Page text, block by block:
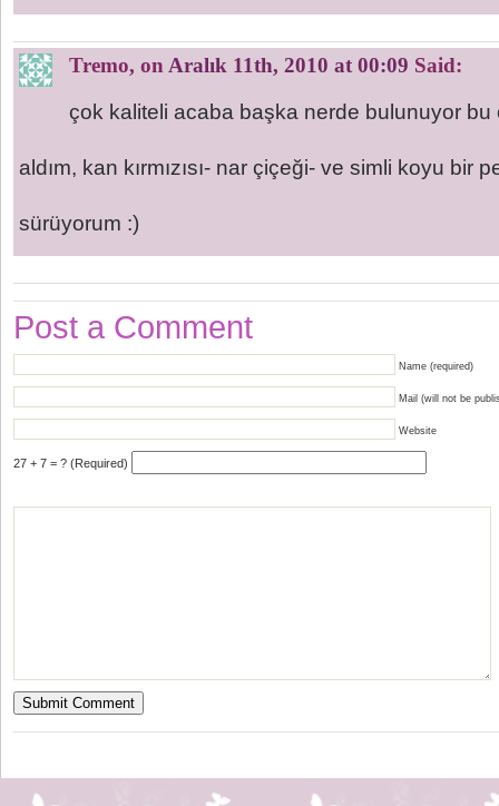
Tremo, on Aralık 11th, 2010 at 00:09 Said:
çok kaliteli acaba başka nerde bulunuyor
aldım, kan kırmızısı- nar çiçeği- ve simli koyu bir
sürüyorum :)
Post a Comment
Name (required)
Mail (will not be
Website
27 + 7 = ? (Required)